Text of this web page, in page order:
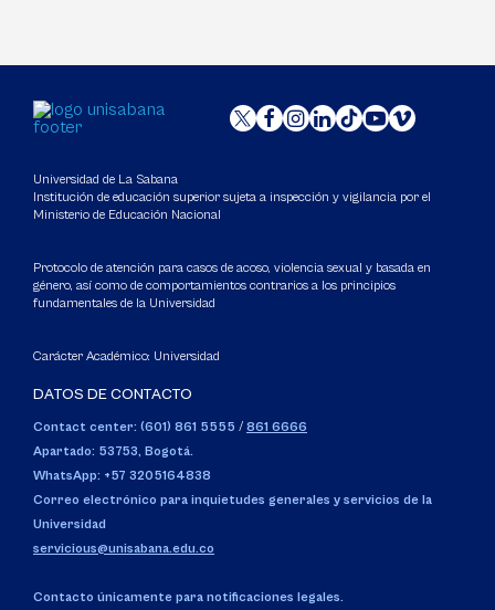
Universidad de La Sabana
Institución de educación superior sujeta a inspección y vigilancia por el
Ministerio de Educación Nacional
Protocolo de atención para casos de acoso, violencia sexual y basada en
género, así como de comportamientos contrarios a los principios
fundamentales de la Universidad
Carácter Académico: Universidad
DATOS DE CONTACTO
Contact center: (601) 861 5555 / 861 6666
Apartado: 53753, Bogotá.
WhatsApp: +57 3205164838
Correo electrónico para inquietudes generales y servicios de la
Universidad
servicious@unisabana.edu.co
Contacto únicamente para notificaciones legales.